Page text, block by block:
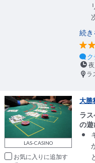
続
ラ
LAS-CASINO
お気に入りに追加
大勝
ラ
の